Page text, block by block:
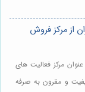
از مرکز فروش
مرکز فعالیت های
و مقرون به صرفه